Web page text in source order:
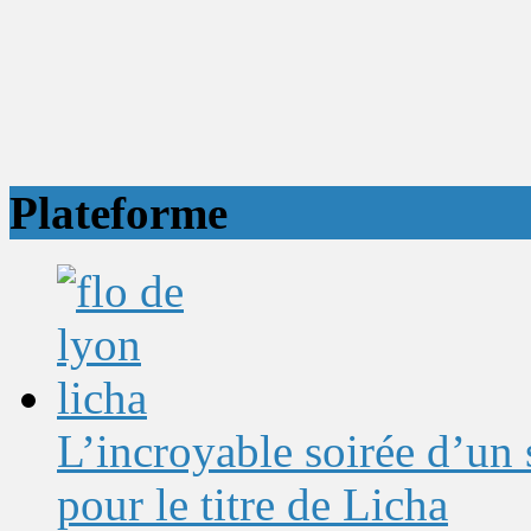
Plateforme
L’incroyable soirée
pour le titre de Licha